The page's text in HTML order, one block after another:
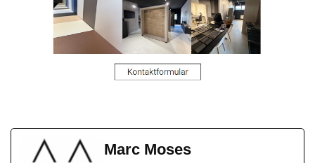
Marc Moses